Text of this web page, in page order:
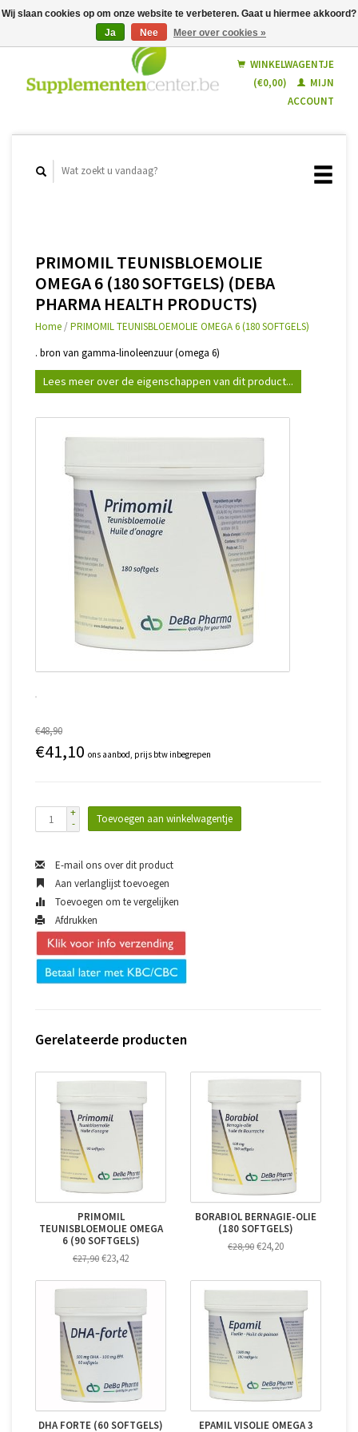
Nederlands
WINKELWAGENTJE
(€0,00)
MIJN
ACCOUNT
PRIMOMIL TEUNISBLOEMOLIE
OMEGA 6 (180 SOFTGELS) (DEBA
PHARMA HEALTH PRODUCTS)
Home /PRIMOMIL TEUNISBLOEMOLIE OMEGA 6 (180 SOFTGELS)
. bron van gamma-linoleenzuur (omega 6)
Lees meer over de eigenschappen van dit product...
€48,90
€41,10 ons aanbod, prijs btw inbegrepen
+
-
Toevoegen aan winkelwagentje
E-mail ons over dit product
Aan verlanglijst toevoegen
Toevoegen om te vergelijken
Afdrukken
Gerelateerde producten
PRIMOMIL
TEUNISBLOEMOLIE OMEGA
6 (90 SOFTGELS)
€27,90 €23,42
BORABIOL BERNAGIE-OLIE
(180 SOFTGELS)
€28,90 €24,20
DHA FORTE (60 SOFTGELS)
EPAMIL VISOLIE OMEGA 3
Wij slaan cookies op om onze website te verbeteren. Gaat u hiermee akkoord?
Ja
Nee Meer over cookies »